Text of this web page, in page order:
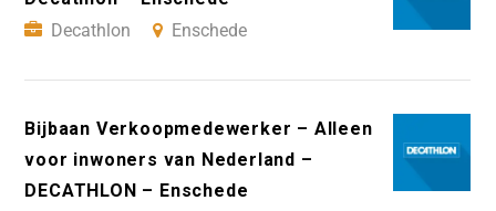
Decathlon
Enschede
Bijbaan Verkoopmedewerker – Alleen
voor inwoners van Nederland –
DECATHLON – Enschede